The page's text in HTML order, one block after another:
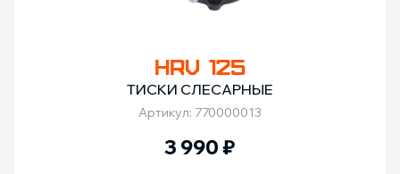
HRV 125
ТИСКИ СЛЕСАРНЫЕ
Артикул: 770000013
3 990₽